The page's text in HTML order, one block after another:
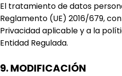
El tratamiento de datos
Reglamento (UE) 2016/679,
Privacidad aplicable y a la
Entidad Regulada.
9. MODIFICACIÓN